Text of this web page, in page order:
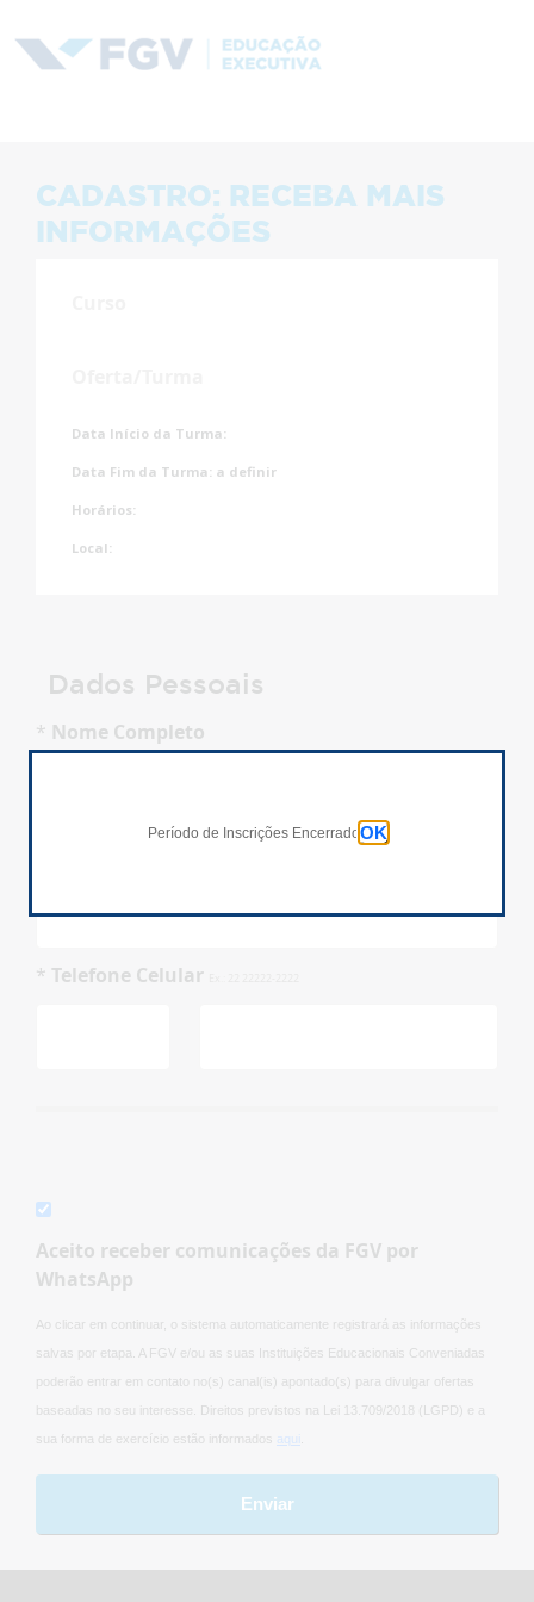
CADASTRO: RECEBA MAIS
INFORMAÇÕES
Data Início da Turma:
Data Fim da Turma: a definir
Horários:
Local:
Dados Pessoais
* Nome Completo
* Telefone Celular
Aceito receber comunicações da FGV por
WhatsApp
Ao clicar em continuar, o sistema automaticamente registrará as informações
salvas por etapa. A FGV e/ou as suas Instituições Educacionais Conveniadas
poderão entrar em contato no(s) canal(is) apontado(s) para divulgar ofertas
baseadas no seu interesse. Direitos previstos na Lei 13.709/2018 (LGPD) e a
sua forma de exercício estão informados
aqui
Enviar
Período de Inscrições Encerrado OK